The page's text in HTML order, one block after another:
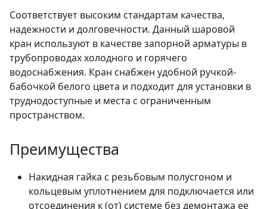
Соответствует высоким стандартам качества,
надежности и долговечности. Данный шаровой
кран используют в качестве запорной арматуры в
трубопроводах холодного и горячего
водоснабжения. Кран снабжен удобной ручкой-
бабочкой белого цвета и подходит для установки в
труднодоступные и места с ограниченным
пространством.
Преимущества
Накидная гайка с резьбовым полусгоном и
кольцевым уплотнением для подключается или
отсоединения к (от) системе без демонтажа ее